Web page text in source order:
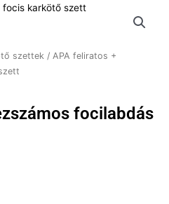
szettek / APA feliratos +
focilabdás